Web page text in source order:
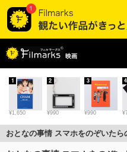
映画
¥1,650
1
¥990
2
¥990
3 4
おとなの事情 スマホをのぞいた